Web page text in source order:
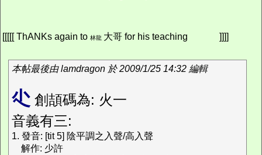
[[[[[ ThANKs again to 林龍 大哥 for his teaching ]]]]
本帖最後由 lamdragon 於 2009/1/25 14:32 編輯
尐 創頡碼為: 火一
音義有三:
1. 發音: [tit 5] 陰平調之入聲/高入聲
解作: 少許